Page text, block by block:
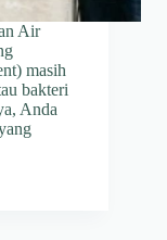
Air
masih
bakteri
Anda